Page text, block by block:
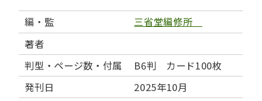
編・監
三省堂編修所
著者
判型・ページ数・付属
B6判 カード100枚
発刊日
2025年10月